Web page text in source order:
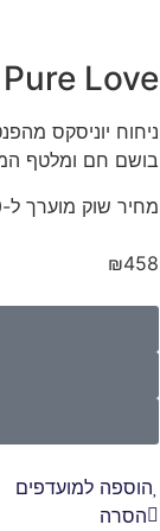
Pure Love
ניחוח יוניסקס
בושם חם ומלטף
מחיר שוק מוערך ל-100 מ"ל:
₪458
הוספה למועדפים
הסרה